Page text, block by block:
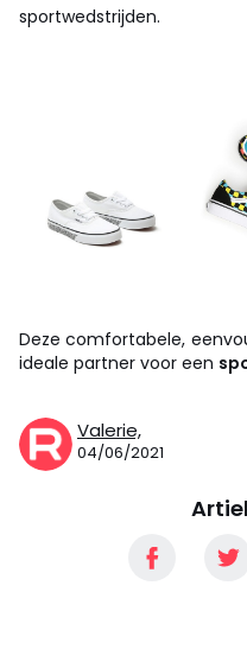
sportwedstrijden.
Deze comfortabele,
ideale partner voor een
Valerie,
04/06/2021